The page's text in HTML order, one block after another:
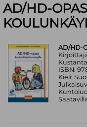
AD/HD-OPAS
AD/HD-
ISBN:
Kieli: